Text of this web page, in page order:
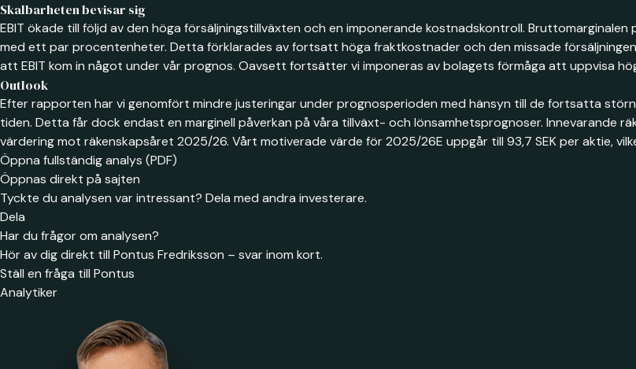
Skalbarheten bevisar sig
EBIT ökade till följd av den höga försäljningstillväxten och en imponerande kostnadskontroll.
med ett par procentenheter. Detta förklarades av fortsatt höga fraktkostnader och den missade
att EBIT kom in något under vår prognos. Oavsett fortsätter vi imponeras av bolagets förmåga att uppvisa
Outlook
Efter rapporten har vi genomfört mindre justeringar under prognosperioden med hänsyn till de fortsatta
tiden. Detta får dock endast en marginell påverkan på våra tillväxt- och lönsamhetsprognoser. Innevarande
värdering mot räkenskapsåret 2025/26. Vårt motiverade värde för 2025/26E uppgår till 93,7 SEK per aktie,
Öppna fullständig analys (PDF)
Öppnas direkt på sajten
Tyckte du analysen var intressant? Dela med andra investerare.
Dela
Har du frågor om analysen?
Hör av dig direkt till Pontus Fredriksson – svar inom kort.
Ställ en fråga till Pontus
Analytiker